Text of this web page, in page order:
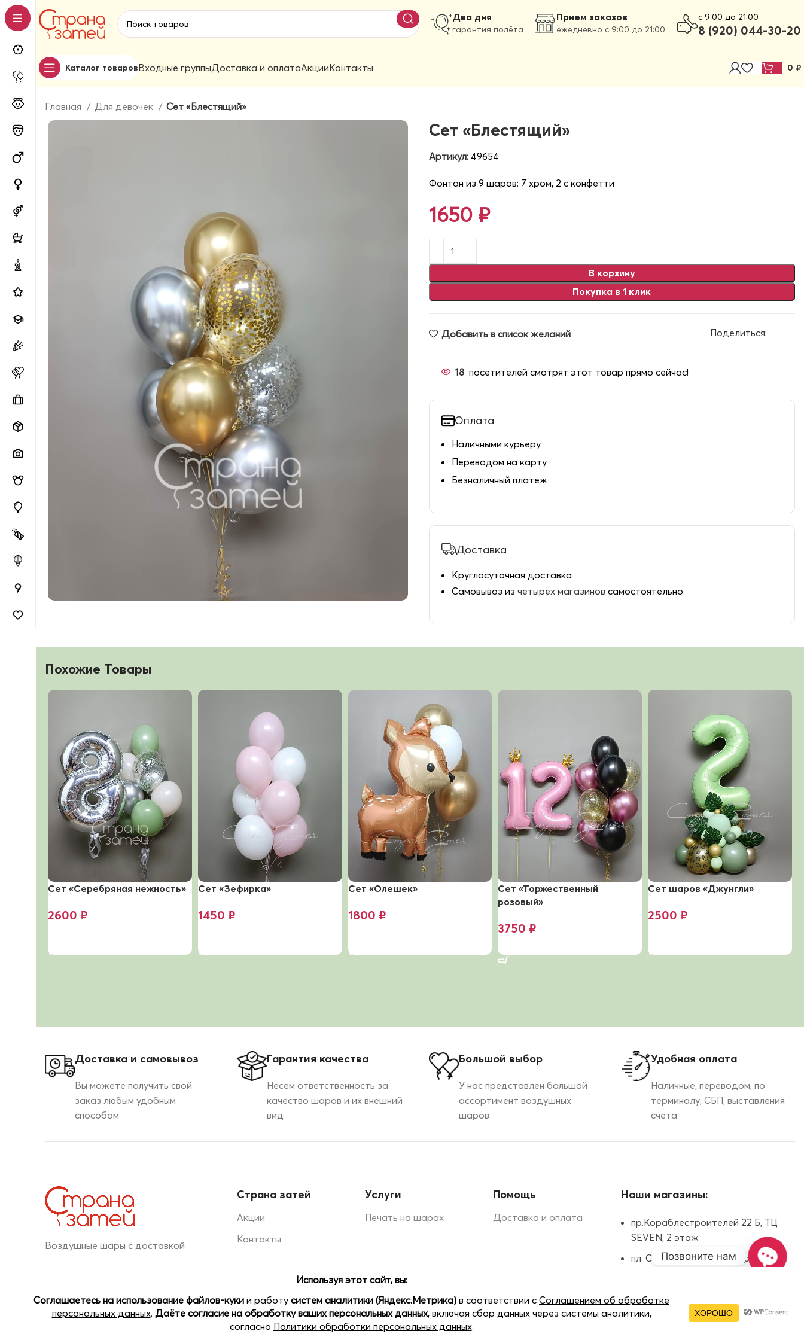
Два дня
гарантия полёта
Прием заказов
ежедневно с 9:00 до 21:00
c 9:00 до 21:00
8 (920) 044-30-20
Каталог товаровВходные группыДоставка и оплатаАкцииКонтакты 0 ₽
Главная Для девочек Сет «Блестящий»
Сет «Блестящий»
Артикул: 49654
Фонтан из 9 шаров: 7 хром, 2 с конфетти
1650 ₽
В корзину
Покупка в 1 клик
Добавить в список желаний Поделиться:
18 посетителей смотрят этот товар прямо сейчас!
Оплата
Наличными курьеру
Переводом на карту
Безналичный платеж
Доставка
Круглосуточная доставка
Самовывоз из четырёх магазинов самостоятельно
Похожие Товары
Сет «Серебряная нежность»
2600 ₽
Сет «Зефирка»
1450 ₽
Сет «Олешек»
1800 ₽
Сет «Торжественный
розовый»
3750 ₽
Сет шаров «Джунгли»
2500 ₽
Доставка и самовывоз
Вы можете получить свой
заказ любым удобным
способом
Гарантия качества
Несем ответственность за
качество шаров и их внешний
вид
Большой выбор
У нас представлен большой
ассортимент воздушных
шаров
Удобная оплата
Наличные, переводом, по
терминалу, СБП, выставления
счета
Воздушные шары с доставкой
Страна затей
Акции
Контакты
Услуги
Печать на шарах
Помощь
Доставка и оплата
Наши магазины:
пр.Кораблестроителей 22 Б, ТЦ
SEVEN, 2 этаж
пл. Советская, 5, ТРЦ Жар-Птица,
Казанское шоссе, 11, ТРК Индиго
Life, 3 этаж
Позвоните нам